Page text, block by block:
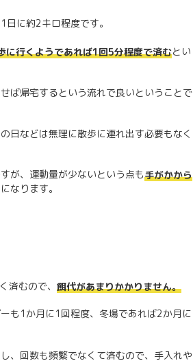
に約2キロ程度です。
に行くようであれば1回5分程度で済むとい
ば帰宅するという流れで良いということで
日などは無理に散歩に連れ出す必要もなく
が、運動量が少ないという点も手がかから
なります。
済むので、 餌代があまりかかりません。
も1か月に1回程度、冬場であれば2か月に
、回数も頻繁でなくて済むので、手入れや